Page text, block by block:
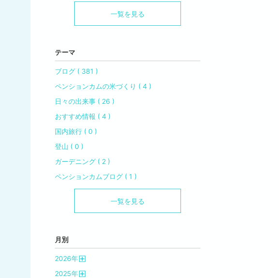
一覧を見る
テーマ
ブログ ( 381 )
ペンションカムの米づくり ( 4 )
日々の出来事 ( 26 )
おすすめ情報 ( 4 )
国内旅行 ( 0 )
登山 ( 0 )
ガーデニング ( 2 )
ペンションカムブログ ( 1 )
一覧を見る
月別
2026年
2025年